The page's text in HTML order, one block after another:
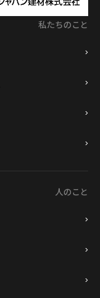
私たちのこと
人のこと